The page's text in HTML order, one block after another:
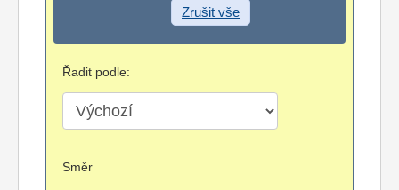
Zrušit vše
Řadit podle:
Směr